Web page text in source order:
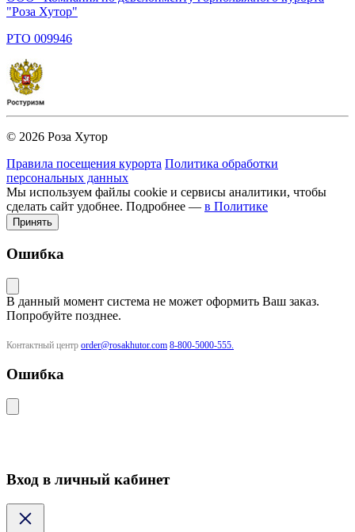
"Роза Хутор"
PTO 009946
© 2026 Роза Хутор
Правила посещения курорта Политика обработки
персональных данных
Мы используем файлы cookie и сервисы аналитики, чтобы
сделать сайт удобнее. Подробнее — в Политике
Принять
Ошибка
В данный момент система не может оформить Ваш заказ.
Попробуйте позднее.
Контактный центр order@rosakhutor.com 8-800-5000-555.
Ошибка
Вход в личный кабинет